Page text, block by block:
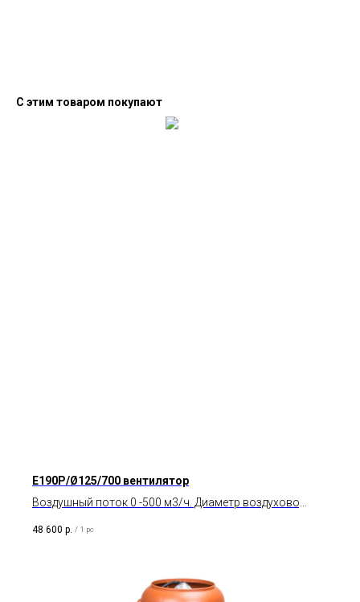
С этим товаром покупают
E190P/Ø125/700 вентилятор
Воздушный поток 0 -500 м3/ч. Диаметр воздуховода
48 600 р. / 1 pc